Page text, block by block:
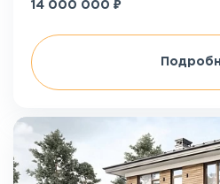
14 000 000 ₽